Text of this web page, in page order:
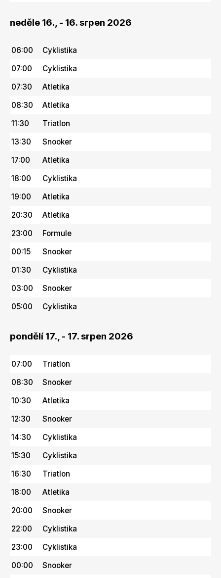
neděle 16., - 16. srpen 2026
06:00
Cyklistika
07:00
Cyklistika
07:30
Atletika
08:30
Atletika
11:30
Triatlon
13:30
Snooker
17:00
Atletika
18:00
Cyklistika
19:00
Atletika
20:30
Atletika
23:00
Formule
00:15
Snooker
01:30
Cyklistika
03:00
Snooker
05:00
Cyklistika
pondělí 17., - 17. srpen 2026
07:00
Triatlon
08:30
Snooker
10:30
Atletika
12:30
Snooker
14:30
Cyklistika
15:30
Cyklistika
16:30
Triatlon
18:00
Atletika
20:00
Snooker
22:00
Cyklistika
23:00
Cyklistika
00:00
Snooker